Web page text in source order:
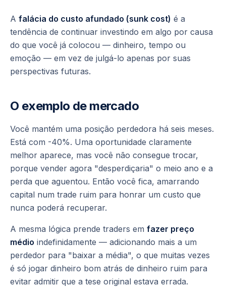
A falácia do custo afundado (sunk cost) é a
tendência de continuar investindo em algo por causa
do que você já colocou — dinheiro, tempo ou
emoção — em vez de julgá-lo apenas por suas
perspectivas futuras.
O exemplo de mercado
Você mantém uma posição perdedora há seis meses.
Está com -40%. Uma oportunidade claramente
melhor aparece, mas você não consegue trocar,
porque vender agora "desperdiçaria" o meio ano e a
perda que aguentou. Então você fica, amarrando
capital num trade ruim para honrar um custo que
nunca poderá recuperar.
A mesma lógica prende traders em fazer preço
médio indefinidamente — adicionando mais a um
perdedor para "baixar a média", o que muitas vezes
é só jogar dinheiro bom atrás de dinheiro ruim para
evitar admitir que a tese original estava errada.